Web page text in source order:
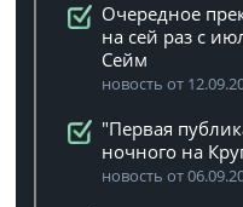
Очередное
на сей раз с
Сейм
новость от
"Первая
ночного на
новость от